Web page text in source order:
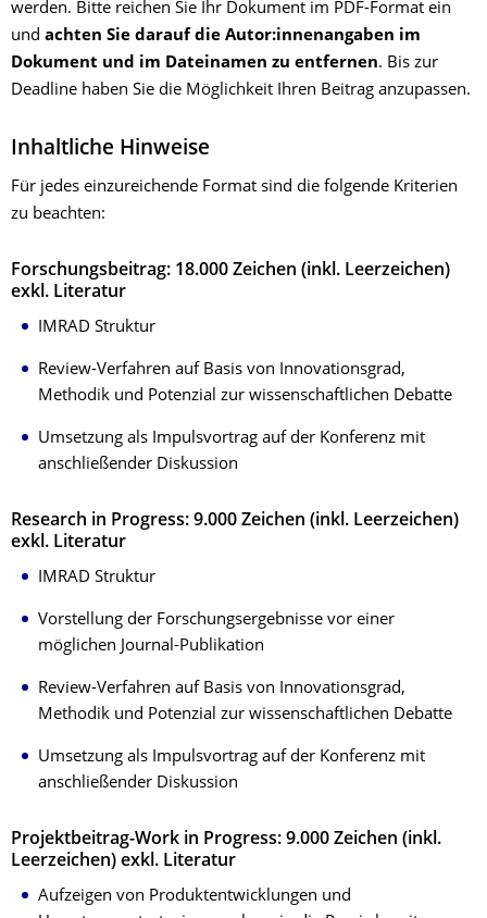
werden. Bitte reichen Sie Ihr Dokument im PDF-Format ein
und achten Sie darauf die Autor:innenangaben im
Dokument und im Dateinamen zu entfernen. Bis zur
Deadline haben Sie die Möglichkeit Ihren Beitrag anzupassen.
Inhaltliche Hinweise
Für jedes einzureichende Format sind die folgende Kriterien
zu beachten:
Forschungsbeitrag: 18.000 Zeichen (inkl. Leerzeichen)
exkl. Literatur
IMRAD Struktur
Review-Verfahren auf Basis von Innovationsgrad,
Methodik und Potenzial zur wissenschaftlichen Debatte
Umsetzung als Impulsvortrag auf der Konferenz mit
anschließender Diskussion
Research in Progress: 9.000 Zeichen (inkl. Leerzeichen)
exkl. Literatur
IMRAD Struktur
Vorstellung der Forschungsergebnisse vor einer
möglichen Journal-Publikation
Review-Verfahren auf Basis von Innovationsgrad,
Methodik und Potenzial zur wissenschaftlichen Debatte
Umsetzung als Impulsvortrag auf der Konferenz mit
anschließender Diskussion
Projektbeitrag-Work in Progress: 9.000 Zeichen (inkl.
Leerzeichen) exkl. Literatur
Aufzeigen von Produktentwicklungen und